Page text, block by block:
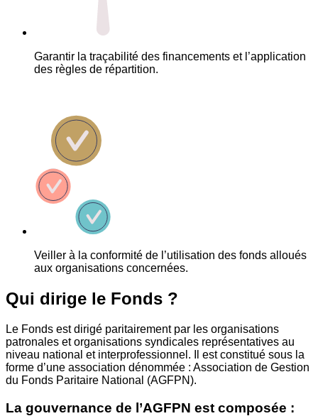
Garantir la traçabilité des financements et l’application
des règles de répartition.
Veiller à la conformité de l’utilisation des fonds alloués
aux organisations concernées.
Qui dirige le Fonds ?
Le Fonds est dirigé paritairement par les organisations
patronales et organisations syndicales représentatives au
niveau national et interprofessionnel. Il est constitué sous la
forme d’une association dénommée : Association de Gestion
du Fonds Paritaire National (AGFPN).
La gouvernance de l’AGFPN est composée :